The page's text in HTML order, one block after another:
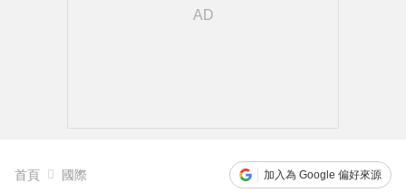
首頁 國際 加入為 Google 偏好來源